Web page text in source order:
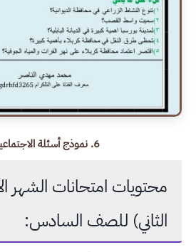
6. نموذج أسئلة الاجتماعيات 🌍
محتويات امتحانات الشهر
الثاني) للصف السادس: